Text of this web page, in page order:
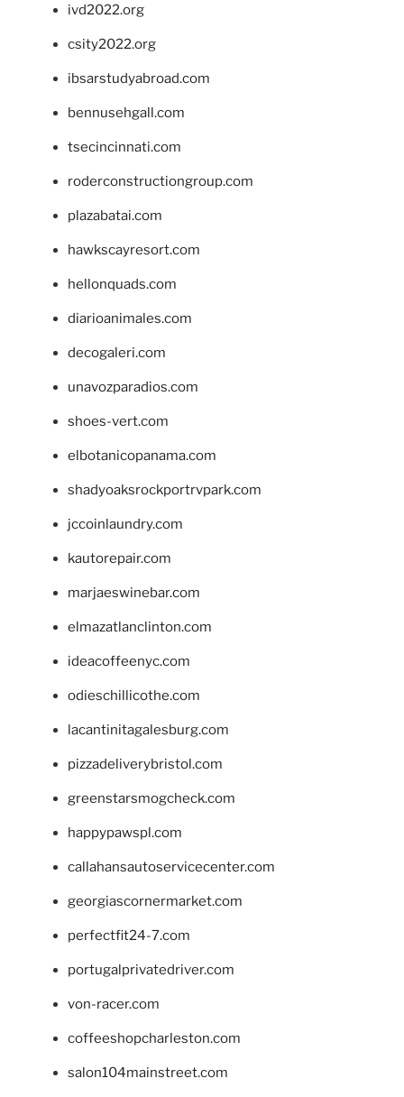
ivd2022.org
csity2022.org
ibsarstudyabroad.com
bennusehgall.com
tsecincinnati.com
roderconstructiongroup.com
plazabatai.com
hawkscayresort.com
hellonquads.com
diarioanimales.com
decogaleri.com
unavozparadios.com
shoes-vert.com
elbotanicopanama.com
shadyoaksrockportrvpark.com
jccoinlaundry.com
kautorepair.com
marjaeswinebar.com
elmazatlanclinton.com
ideacoffeenyc.com
odieschillicothe.com
lacantinitagalesburg.com
pizzadeliverybristol.com
greenstarsmogcheck.com
happypawspl.com
callahansautoservicecenter.com
georgiascornermarket.com
perfectfit24-7.com
portugalprivatedriver.com
von-racer.com
coffeeshopcharleston.com
salon104mainstreet.com